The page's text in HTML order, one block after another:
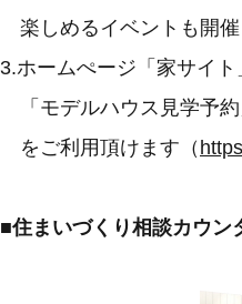
楽しめるイベントも開催
3.ホームぺージ「家サイ
「モデルハウス見学予約
をご利用頂けます（
■住まいづくり相談カウン